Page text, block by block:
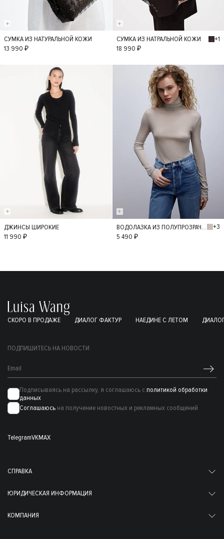
S
СУМКА ИЗ НАТУРАЛЬНОЙ КОЖИ
13 990 ₽
S
СУМКА ИЗ НАТРАЛЬНОЙ КОЖИ
+1
18 990 ₽
36
ДЖИНСЫ ШИРОКИЕ
11 990 ₽
M
ВОДОЛАЗКА ИЗ ПОЛУПРОЗРАЧНОГО ТРИКОТАЖА
+3
5 490 ₽
СКОРО В ПРОДАЖЕ ДИАЛОГ ФАКТУР НАЕДИНЕ С ЛЕТОМ
ПОДПИШИТЕСЬ НА НОВОСТИ
Подписываясь на рассылку, я соглашаюсь с политикой обработки
данных
Соглашаюсь на получение новостных и рекламных сообщений
TelegramVKMAX
СПРАВКА
ЮРИДИЧЕСКАЯ ИНФОРМАЦИЯ
КОМПАНИЯ